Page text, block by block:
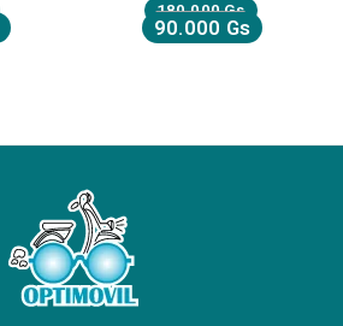
180.000Gs
90.000 Gs